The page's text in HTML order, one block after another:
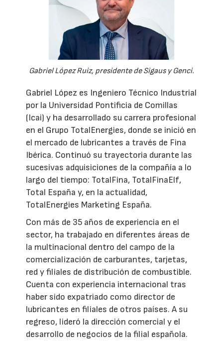
Gabriel López Ruiz, presidente de Sigaus y Genci.
Gabriel López es Ingeniero Técnico Industrial
por la Universidad Pontificia de Comillas
(Icai) y ha desarrollado su carrera profesional
en el Grupo TotalEnergies, donde se inició en
el mercado de lubricantes a través de Fina
Ibérica. Continuó su trayectoria durante las
sucesivas adquisiciones de la compañía a lo
largo del tiempo: TotalFina, TotalFinaElf,
Total España y, en la actualidad,
TotalEnergies Marketing España.
Con más de 35 años de experiencia en el
sector, ha trabajado en diferentes áreas de
la multinacional dentro del campo de la
comercialización de carburantes, tarjetas,
red y filiales de distribución de combustible.
Cuenta con experiencia internacional tras
haber sido expatriado como director de
lubricantes en filiales de otros países. A su
regreso, lideró la dirección comercial y el
desarrollo de negocios de la filial española.